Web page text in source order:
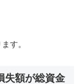
す。
失額が総資金